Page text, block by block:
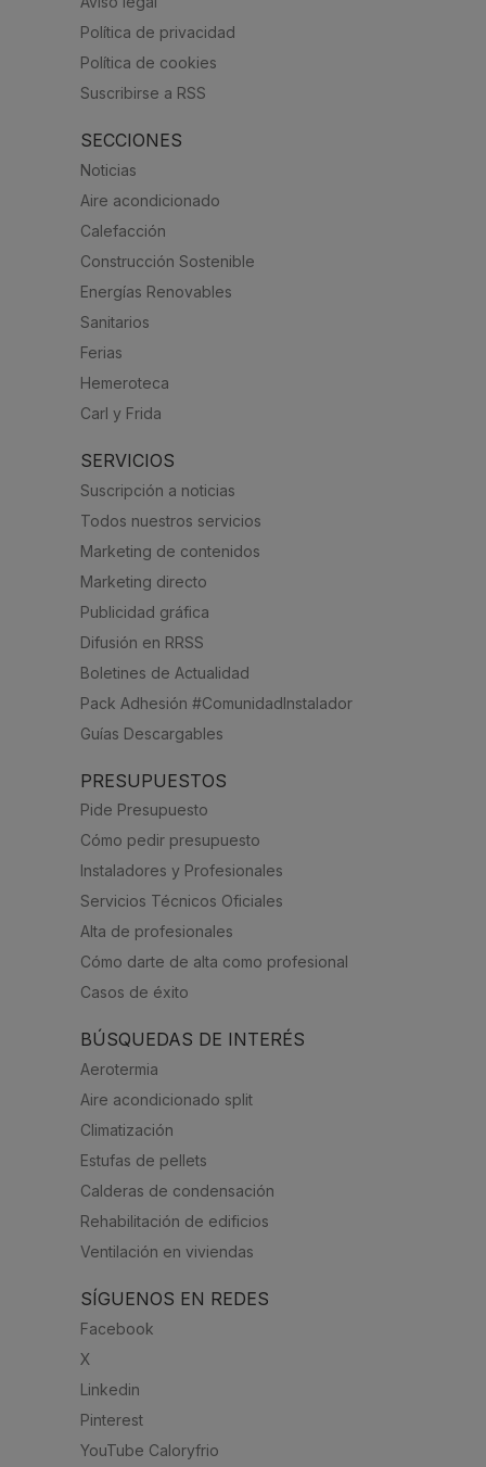
Política de privacidad
Política de cookies
Suscribirse a RSS
SECCIONES
Noticias
Aire acondicionado
Calefacción
Construcción Sostenible
Energías Renovables
Sanitarios
Ferias
Hemeroteca
Carl y Frida
SERVICIOS
Suscripción a noticias
Todos nuestros servicios
Marketing de contenidos
Marketing directo
Publicidad gráfica
Difusión en RRSS
Boletines de Actualidad
Pack Adhesión #ComunidadInstalador
Guías Descargables
PRESUPUESTOS
Pide Presupuesto
Cómo pedir presupuesto
Instaladores y Profesionales
Servicios Técnicos Oficiales
Alta de profesionales
Cómo darte de alta como profesional
Casos de éxito
BÚSQUEDAS DE INTERÉS
Aerotermia
Aire acondicionado split
Climatización
Estufas de pellets
Calderas de condensación
Rehabilitación de edificios
Ventilación en viviendas
SÍGUENOS EN REDES
Facebook
X
Linkedin
Pinterest
YouTube Caloryfrio